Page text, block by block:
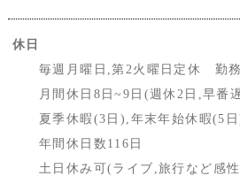
休日
毎週月曜日,第2火曜日定休 勤
月間休日8日~9日(週休2日,早番
夏季休暇(3日),年末年始休暇(5日
年間休日数116日
土日休み可(ライブ,旅行など感